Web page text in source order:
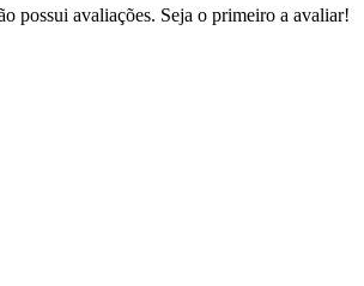
possui avaliações. Seja o primeiro a avaliar!